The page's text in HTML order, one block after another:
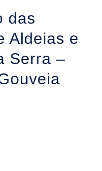
das
Aldeias e
Serra –